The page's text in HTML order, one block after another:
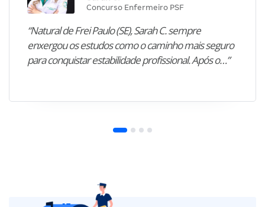
Concurso Enfermeiro PSF
“Natural de Frei Paulo (SE), Sarah C. sempre
enxergou os estudos como o caminho mais seguro
para conquistar estabilidade profissional. Após o…”